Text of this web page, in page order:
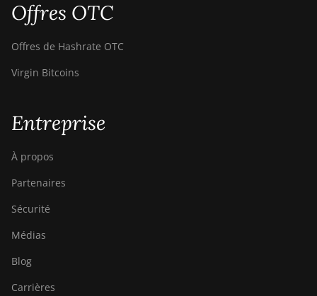
Offres OTC
Offres de Hashrate OTC
Virgin Bitcoins
Entreprise
À propos
Partenaires
Sécurité
Médias
Blog
Carrières